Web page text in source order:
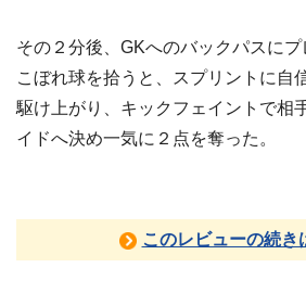
その２分後、GKへのバックパスに
こぼれ球を拾うと、スプリントに
駆け上がり、キックフェイントで相
イドへ決め一気に２点を奪った。
このレビューの続き